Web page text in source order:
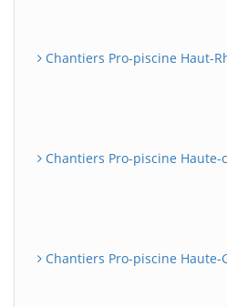
Chantiers Pro-piscine Haut-
Chantiers Pro-piscine Haute-
Chantiers Pro-piscine Haute-